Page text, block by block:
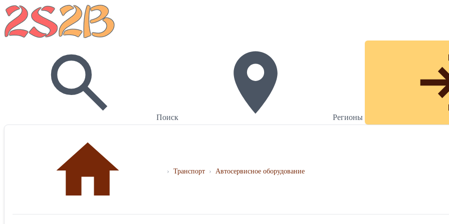
Поиск Регионы
› Транспорт › Автосервисное оборудование